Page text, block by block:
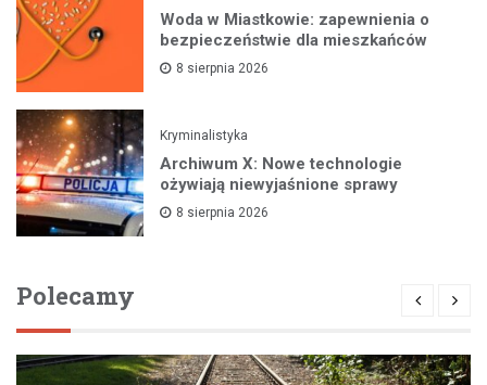
Woda w Miastkowie: zapewnienia o
bezpieczeństwie dla mieszkańców
8 sierpnia 2026
Kryminalistyka
Archiwum X: Nowe technologie
ożywiają niewyjaśnione sprawy
8 sierpnia 2026
Polecamy